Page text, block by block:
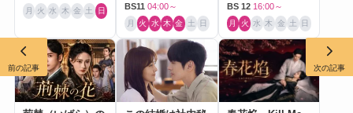
月 火 水 木 金 土 日 BS11 04:00～
月 火 水 木 金 土 日
BS 12 16:00～
月 火 水 木 金 土 日
前の記事 次の記事